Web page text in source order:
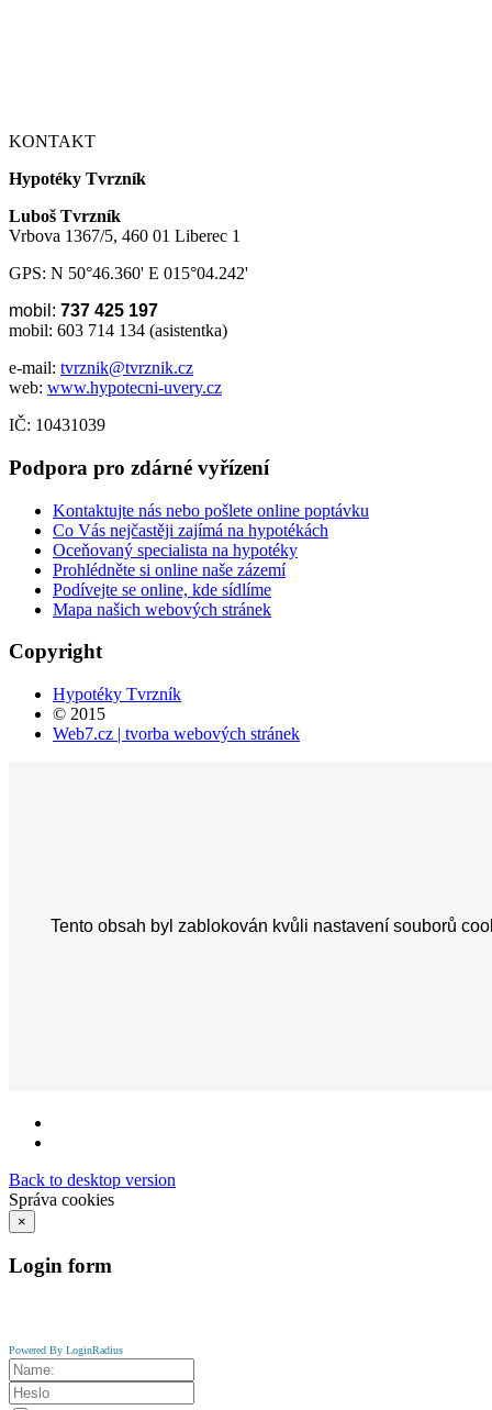
KONTAKT
Hypotéky Tvrzník
Luboš Tvrzník
Vrbova 1367/5, 460 01 Liberec 1
GPS: N 50°46.360' E 015°04.242'
mobil: 737 425 197
mobil: 603 714 134 (asistentka)
e-mail: tvrznik@tvrznik.cz
web: www.hypotecni-uvery.cz
IČ: 10431039
Podpora pro zdárné vyřízení
Kontaktujte nás nebo pošlete online poptávku
Co Vás nejčastěji zajímá na hypotékách
Oceňovaný specialista na hypotéky
Prohlédněte si online naše zázemí
Podívejte se online, kde sídlíme
Mapa našich webových stránek
Copyright
Hypotéky Tvrzník
© 2015
Web7.cz | tvorba webových stránek
Back to desktop version
Správa cookies
×
Login form
Powered By LoginRadius